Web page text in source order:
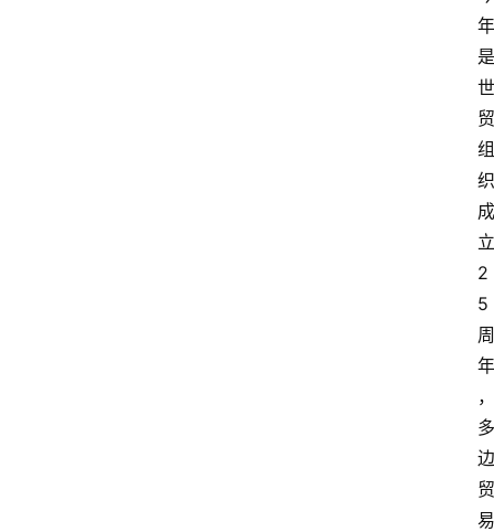
年
是
世
贸
组
织
成
立
2
5
周
年
，
多
边
贸
易